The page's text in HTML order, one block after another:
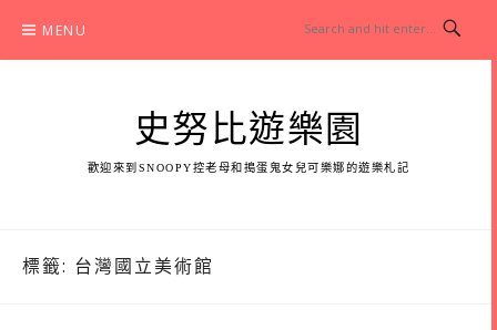
content
MENU
史努比遊樂園
歡迎來到SNOOPY控老母和搗蛋鬼女兒可樂娜的遊樂札記
標籤: 台灣國立美術館